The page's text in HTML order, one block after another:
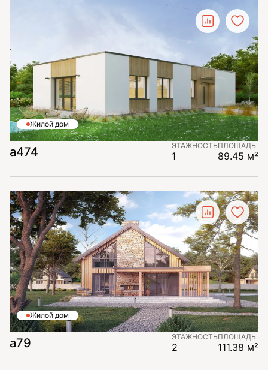
Жилой дом
а474 ЭТАЖНОСТЬ
1
ПЛОЩАДЬ
89.45 м²
Жилой дом
a79 ЭТАЖНОСТЬ
2
ПЛОЩАДЬ
111.38 м²